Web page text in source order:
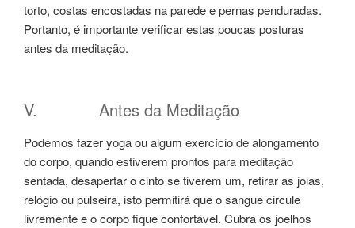
torto, costas encostadas na parede e pernas penduradas.
Portanto, é importante verificar estas poucas posturas
antes da meditação.
V. Antes da Meditação
Podemos fazer yoga ou algum exercício de alongamento
do corpo, quando estiverem prontos para meditação
sentada, desapertar o cinto se tiverem um, retirar as joias,
relógio ou pulseira, isto permitirá que o sangue circule
livremente e o corpo fique confortável. Cubra os joelhos